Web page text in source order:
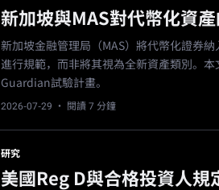
新加坡與MAS對代幣化資
新加坡金融管理局（MAS）將代幣化證券
進行規範，而非將其視為全新資產類別。
Guardian試驗計畫。
2026-07-29 · 閱讀 7 分鐘
研究
美國Reg D與合格投資人規